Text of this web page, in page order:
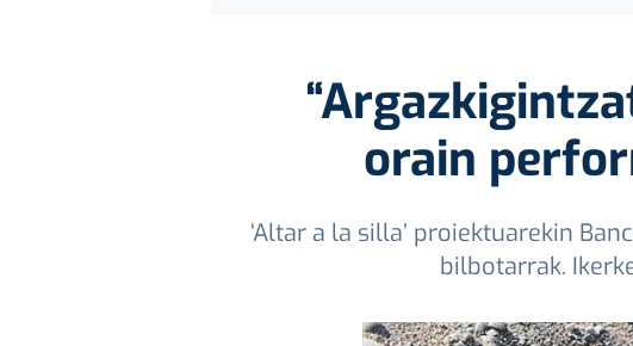
orain
‘Altar a la silla’ proiektuarekin
bilbotarrak.